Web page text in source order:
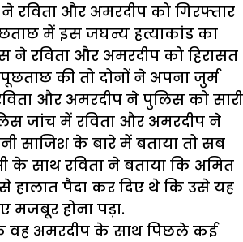
रविता और अमरदीप को गिरफ्तार
में इस जघन्य हत्याकांड का
रविता और अमरदीप को हिरासत
की तो दोनों ने अपना जुर्म
और अमरदीप ने पुलिस को सारी
जांच में रविता और अमरदीप ने
साजिश के बारे में बताया तो सब
के साथ रविता ने बताया कि अमित
पैदा कर दिए थे कि उसे यह
होना पड़ा.
वह अमरदीप के साथ पिछले कई